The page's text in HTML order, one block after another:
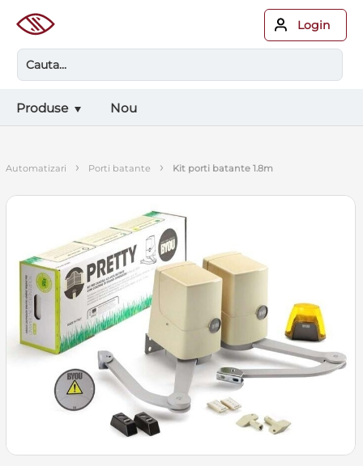
Login
Produse Nou
automatizari › porti batante › kit porti batante 1.8m